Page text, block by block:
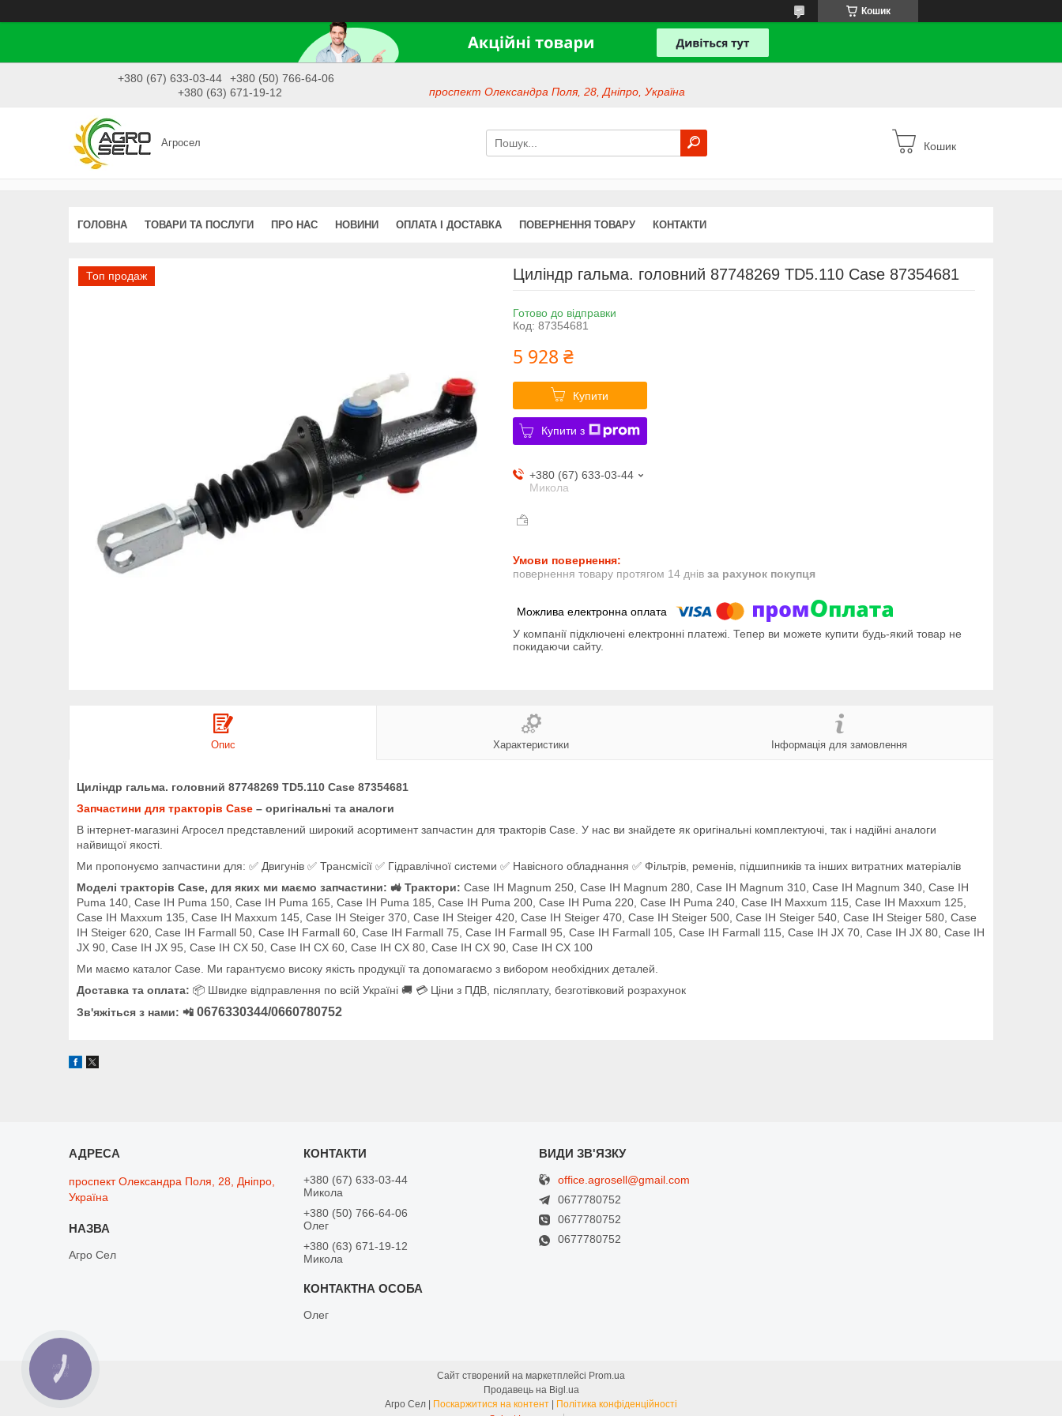
Кошик
+380 (67) 633-03-44
+380 (50) 766-64-06
+380 (63) 671-19-12
проспект Олександра Поля, 28, Дніпро, Україна
Агросел Кошик
ГОЛОВНА ТОВАРИ ТА ПОСЛУГИ ПРО НАС НОВИНИ ОПЛАТА І ДОСТАВКА ПОВЕРНЕННЯ ТОВАРУ КОНТАКТИ
Топ продаж Циліндр гальма. головний 87748269 TD5.110 Case 87354681
Готово до відправки
Код: 87354681
5 928 ₴
Купити
Купити з
+380 (67) 633-03-44
Микола
повернення товару протягом 14 днів за рахунок покупця
У компанії підключені електронні платежі. Тепер ви можете купити будь-який товар не
покидаючи сайту.
Опис Характеристики Інформація для замовлення
Циліндр гальма. головний 87748269 TD5.110 Case 87354681
Запчастини для тракторів Case – оригінальні та аналоги
В інтернет-магазині Агросел представлений широкий асортимент запчастин для тракторів Case. У нас ви знайдете як оригінальні комплектуючі, так і надійні аналоги
найвищої якості.
Ми пропонуємо запчастини для: ✅ Двигунів ✅ Трансмісії ✅ Гідравлічної системи ✅ Навісного обладнання ✅ Фільтрів, ременів, підшипників та інших витратних матеріалів
Моделі тракторів Case, для яких ми маємо запчастини: 🚜 Трактори: Case IH Magnum 250, Case IH Magnum 280, Case IH Magnum 310, Case IH Magnum 340, Case IH
Puma 140, Case IH Puma 150, Case IH Puma 165, Case IH Puma 185, Case IH Puma 200, Case IH Puma 220, Case IH Puma 240, Case IH Maxxum 115, Case IH Maxxum 125,
Case IH Maxxum 135, Case IH Maxxum 145, Case IH Steiger 370, Case IH Steiger 420, Case IH Steiger 470, Case IH Steiger 500, Case IH Steiger 540, Case IH Steiger 580, Case
IH Steiger 620, Case IH Farmall 50, Case IH Farmall 60, Case IH Farmall 75, Case IH Farmall 95, Case IH Farmall 105, Case IH Farmall 115, Case IH JX 70, Case IH JX 80, Case IH
JX 90, Case IH JX 95, Case IH CX 50, Case IH CX 60, Case IH CX 80, Case IH CX 90, Case IH CX 100
Ми маємо каталог Case. Ми гарантуємо високу якість продукції та допомагаємо з вибором необхідних деталей.
Доставка та оплата: 📦 Швидке відправлення по всій Україні 🚚 💳 Ціни з ПДВ, післяплату, безготівковий розрахунок
Зв'яжіться з нами: 📲 0676330344/0660780752
проспект Олександра Поля, 28, Дніпро,
Україна
Агро Сел
+380 (67) 633-03-44
Микола
+380 (50) 766-64-06
Олег
+380 (63) 671-19-12
Микола
Олег
office.agrosell@gmail.com
0677780752
0677780752
0677780752
Сайт створений на маркетплейсі Prom.ua
Продавець на Bigl.ua
Агро Сел | Поскаржитися на контент | Політика конфіденційності
КНОПКА
ЗВ'ЯЗКУ